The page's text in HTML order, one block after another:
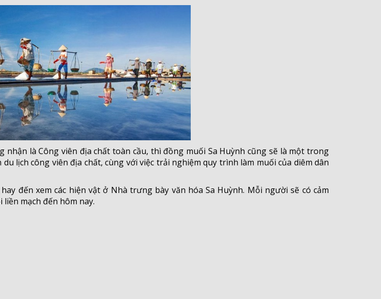
nhận là Công viên địa chất toàn cầu, thì đồng muối Sa Huỳnh cũng sẽ là một trong
lịch công viên địa chất, cùng với việc trải nghiệm quy trình làm muối của diêm dân
đến xem các hiện vật ở Nhà trưng bày văn hóa Sa Huỳnh. Mỗi người sẽ có cảm
mạch đến hôm nay.